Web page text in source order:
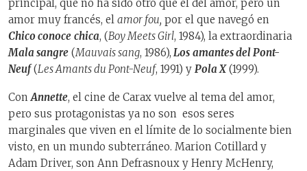
principal, que no ha sido otro que el del amor, pero un
amor muy francés, el amor fou, por el que navegó en
Chico conoce chica, (Boy Meets Girl, 1984), la extraordinaria
Mala sangre (Mauvais sang, 1986), Los amantes del Pont-
Neuf(Les Amants du Pont-Neuf, 1991) y Pola X(1999).
Con Annette, el cine de Carax vuelve al tema del amor,
pero sus protagonistas ya no son esos seres
marginales que viven en el límite de lo socialmente bien
visto, en un mundo subterráneo. Marion Cotillard y
Adam Driver, son Ann Defrasnoux y Henry McHenry,